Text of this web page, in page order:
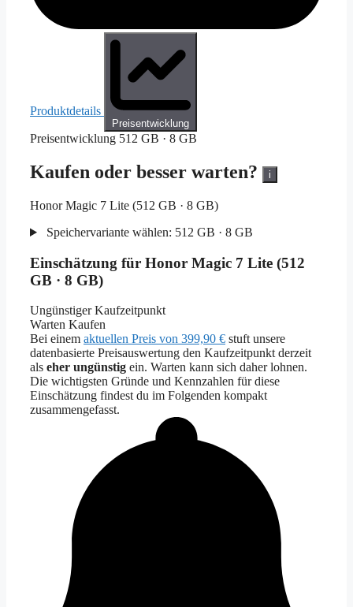
Produktdetails
Preisentwicklung
Preisentwicklung 512 GB · 8 GB
Kaufen oder besser warten? i
Honor Magic 7 Lite (512 GB · 8 GB)
Speichervariante wählen: 512 GB · 8 GB
Einschätzung für Honor Magic 7 Lite (512
GB · 8 GB)
Ungünstiger Kaufzeitpunkt
Warten Kaufen
Bei einem aktuellen Preis von 399,90 € stuft unsere
datenbasierte Preisauswertung den Kaufzeitpunkt derzeit
als eher ungünstig ein. Warten kann sich daher lohnen.
Die wichtigsten Gründe und Kennzahlen für diese
Einschätzung findest du im Folgenden kompakt
zusammengefasst.